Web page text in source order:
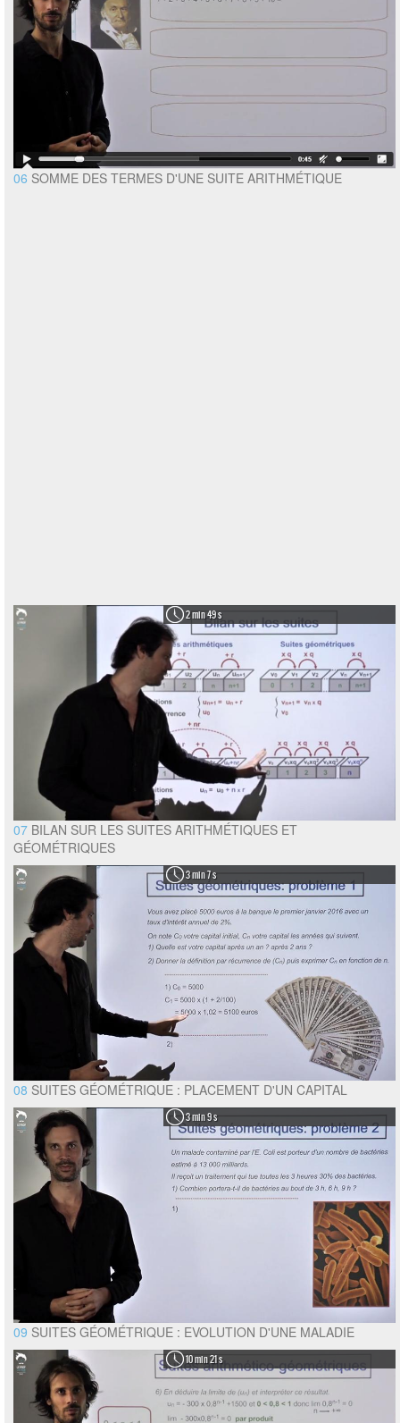
06 SOMME DES TERMES D'UNE SUITE ARITHMÉTIQUE
2 min 49 s
07 BILAN SUR LES SUITES ARITHMÉTIQUES ET
GÉOMÉTRIQUES
3 min 7 s
08 SUITES GÉOMÉTRIQUE : PLACEMENT D'UN CAPITAL
3 min 9 s
09 SUITES GÉOMÉTRIQUE : EVOLUTION D'UNE MALADIE
10 min 21 s